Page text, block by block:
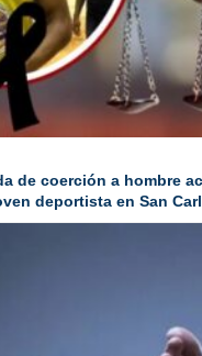
de coerción a hombre
deportista en San